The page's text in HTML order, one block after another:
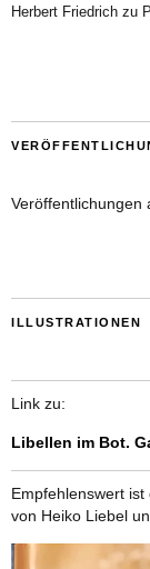
Herbert Friedrich zu
Veröffentlichungen
ILLUSTRATIONEN
Link zu:
Libellen im Bot.
Empfehlenswert ist
von Heiko Liebel